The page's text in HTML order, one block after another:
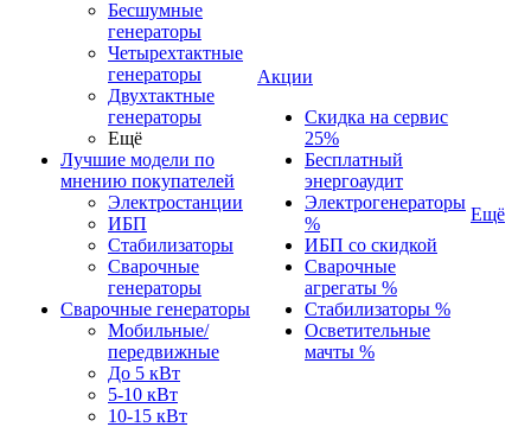
Бесшумные
генераторы
Четырехтактные
генераторы
Двухтактные
генераторы
Ещё
Лучшие модели по
мнению покупателей
Электростанции
ИБП
Стабилизаторы
Сварочные
генераторы
Сварочные генераторы
Мобильные/
передвижные
До 5 кВт
5-10 кВт
10-15 кВт
Акции
Скидка на сервис
25%
Бесплатный
энергоаудит
Электрогенераторы
%
ИБП со скидкой
Сварочные
агрегаты %
Стабилизаторы %
Осветительные
мачты %
Ещё